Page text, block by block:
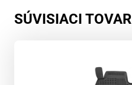
SÚVISIACI TOVAR